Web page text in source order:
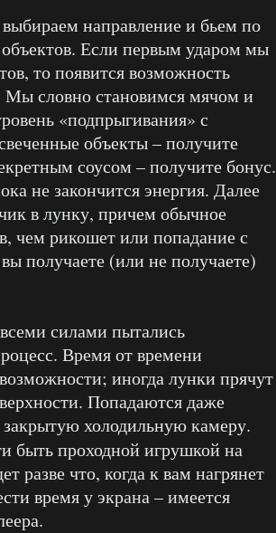
направление и бьем по
Если первым ударом мы
то появится возможность
Мы словно становимся мячом и
«подпрыгивания» с
объекты – получите
соусом – получите бонус.
не закончится энергия. Далее
в лунку, причем обычное
чем рикошет или попадание с
получаете (или не получаете)
всеми силами пытались
Время от времени
иногда лунки прячут
Попадаются даже
холодильную камеру.
быть проходной игрушкой на
разве что, когда к вам нагрянет
время у экрана – имеется